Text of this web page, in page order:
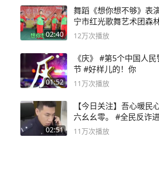
02:40
舞蹈《想你想不够》表
宁市红光歌舞艺术团森
舞蹈队。
12万次播放
01:52
《庆》 #第5个中国人
节 #好样儿的！你
11万次播放
02:51
【今日关注】吾心暖民
六幺幺零。 #全民反诈
11万次播放